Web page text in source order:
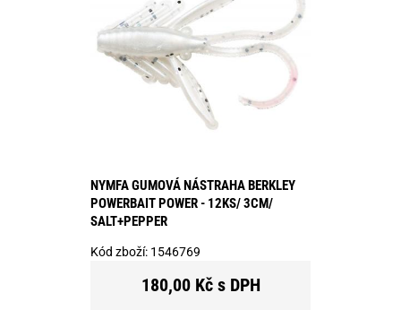
NYMFA GUMOVÁ NÁSTRAHA BERKLEY
POWERBAIT POWER - 12KS/ 3CM/
SALT+PEPPER
Kód zboží: 1546769
180,00 Kč s DPH